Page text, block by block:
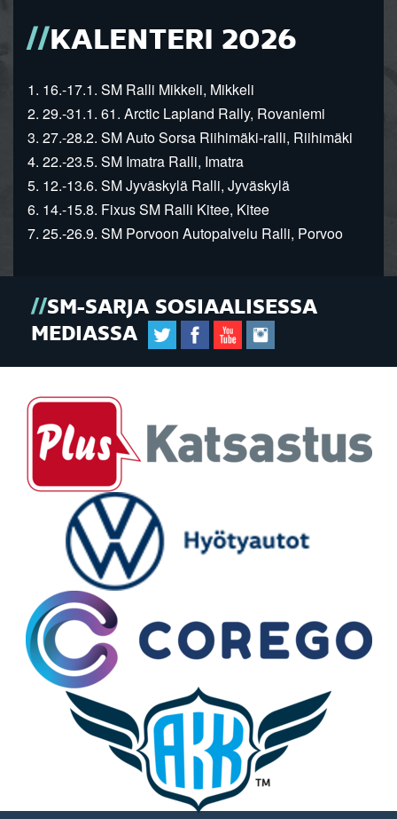
KALENTERI 2026
1. 16.-17.1. SM Ralli Mikkeli, Mikkeli
2. 29.-31.1. 61. Arctic Lapland Rally, Rovaniemi
3. 27.-28.2. SM Auto Sorsa Riihimäki-ralli, Riihimäki
4. 22.-23.5. SM Imatra Ralli, Imatra
5. 12.-13.6. SM Jyväskylä Ralli, Jyväskylä
6. 14.-15.8. Fixus SM Ralli Kitee, Kitee
7. 25.-26.9. SM Porvoon Autopalvelu Ralli, Porvoo
SM-SARJA SOSIAALISESSA
MEDIASSA